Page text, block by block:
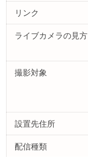
リンク
ライブカメラの見方
撮影対象
設置先住所
配信種類